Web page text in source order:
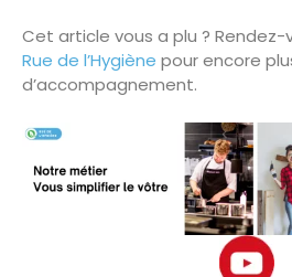
Cet article vous a plu ?
Rue de l’Hygiène pour encore
d’accompagnement.